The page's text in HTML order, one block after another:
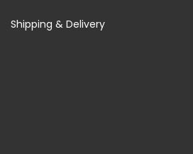
Shipping & Delivery